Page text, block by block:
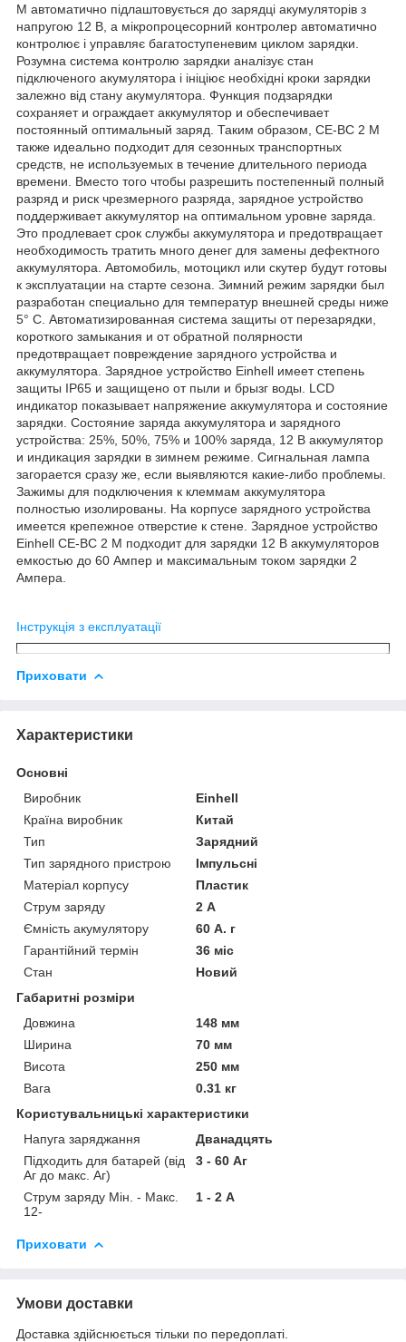
M автоматично підлаштовується до зарядці акумуляторів з
напругою 12 В, а мікропроцесорний контролер автоматично
контролює і управляє багатоступеневим циклом зарядки.
Розумна система контролю зарядки аналізує стан
підключеного акумулятора і ініціює необхідні кроки зарядки
залежно від стану акумулятора. Функция подзарядки
сохраняет и ограждает аккумулятор и обеспечивает
постоянный оптимальный заряд. Таким образом, CE-BC 2 М
также идеально подходит для сезонных транспортных
средств, не используемых в течение длительного периода
времени. Вместо того чтобы разрешить постепенный полный
разряд и риск чрезмерного разряда, зарядное устройство
поддерживает аккумулятор на оптимальном уровне заряда.
Это продлевает срок службы аккумулятора и предотвращает
необходимость тратить много денег для замены дефектного
аккумулятора. Автомобиль, мотоцикл или скутер будут готовы
к эксплуатации на старте сезона. Зимний режим зарядки был
разработан специально для температур внешней среды ниже
5° C. Автоматизированная система защиты от перезарядки,
короткого замыкания и от обратной полярности
предотвращает повреждение зарядного устройства и
аккумулятора. Зарядное устройство Einhell имеет степень
защиты IP65 и защищено от пыли и брызг воды. LCD
индикатор показывает напряжение аккумулятора и состояние
зарядки. Состояние заряда аккумулятора и зарядного
устройства: 25%, 50%, 75% и 100% заряда, 12 В аккумулятор
и индикация зарядки в зимнем режиме. Сигнальная лампа
загорается сразу же, если выявляются какие-либо проблемы.
Зажимы для подключения к клеммам аккумулятора
полностью изолированы. На корпусе зарядного устройства
имеется крепежное отверстие к стене. Зарядное устройство
Einhell CE-BC 2 M подходит для зарядки 12 В аккумуляторов
емкостью до 60 Ампер и максимальным током зарядки 2
Ампера.
Інструкція з експлуатації
Приховати
Характеристики
Основні
Виробник
Einhell
Країна виробник
Китай
Тип
Зарядний
Тип зарядного пристрою
Імпульсні
Матеріал корпусу
Пластик
Струм заряду
2 А
Ємність акумулятору
60 А. г
Гарантійний термін
36 міс
Стан
Новий
Габаритні розміри
Довжина
148 мм
Ширина
70 мм
Висота
250 мм
Вага
0.31 кг
Користувальницькі характеристики
Напуга заряджання
Дванадцять
Підходить для батарей (від
Аг до макс. Аг)
3 - 60 Аг
Струм заряду Мін. - Макс.
12-
1 - 2 А
Приховати
Умови доставки
Доставка здійснюється тільки по передоплаті.